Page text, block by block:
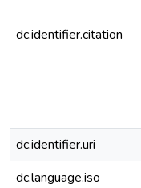
dc.identifier.citation
dc.identifier.uri
dc.language.iso